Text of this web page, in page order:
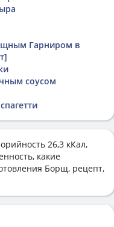
Гарниром в
соусом
26,3 кКал,
какие
Борщ, рецепт,